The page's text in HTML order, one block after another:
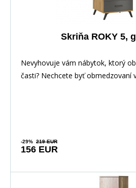
Skriňa ROKY 5,
Nevyhovuje vám nábytok, ktorý
časti? Nechcete byť obmedzovaní
-29% 219 EUR
156 EUR